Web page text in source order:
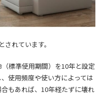
とされています。
標準使用期間）を10年と設定
使用頻度や使い方によっては
もあれば、10年経たずに壊れ